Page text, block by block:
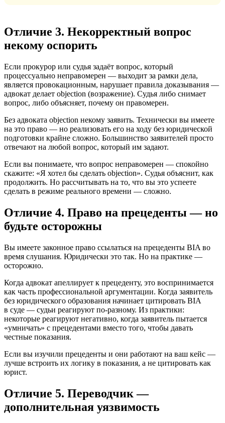
Отличие 3. Некорректный вопрос
некому оспорить
Если прокурор или судья задаёт вопрос, который
процессуально неправомерен — выходит за рамки дела,
является провокационным, нарушает правила доказывания —
адвокат делает objection (возражение). Судья либо снимает
вопрос, либо объясняет, почему он правомерен.
Без адвоката objection некому заявить. Технически вы имеете
на это право — но реализовать его на ходу без юридической
подготовки крайне сложно. Большинство заявителей просто
отвечают на любой вопрос, который им задают.
Если вы понимаете, что вопрос неправомерен — спокойно
скажите: «Я хотел бы сделать objection». Судья объяснит, как
продолжить. Но рассчитывать на то, что вы это успеете
сделать в режиме реального времени — сложно.
Отличие 4. Право на прецеденты — но
будьте осторожны
Вы имеете законное право ссылаться на прецеденты BIA во
время слушания. Юридически это так. Но на практике —
осторожно.
Когда адвокат апеллирует к прецеденту, это воспринимается
как часть профессиональной аргументации. Когда заявитель
без юридического образования начинает цитировать BIA
в суде — судьи реагируют по-разному. Из практики:
некоторые реагируют негативно, когда заявитель пытается
«умничать» с прецедентами вместо того, чтобы давать
честные показания.
Если вы изучили прецеденты и они работают на ваш кейс —
лучше встроить их логику в показания, а не цитировать как
юрист.
Отличие 5. Переводчик —
дополнительная уязвимость